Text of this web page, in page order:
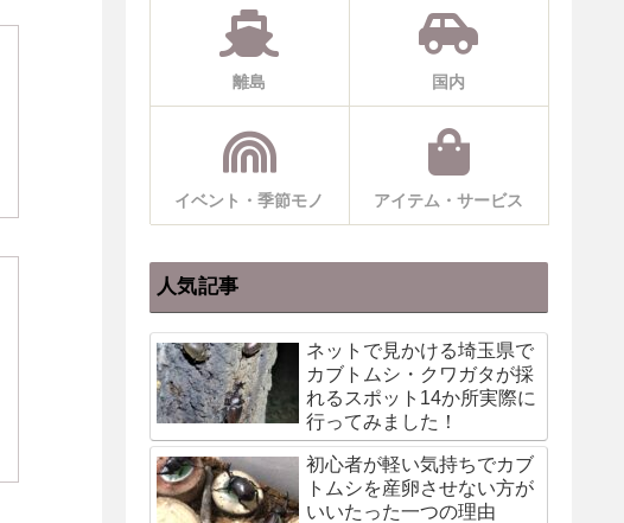
離島 国内
イベント・季節モノ アイテム・サービス
人気記事
ネットで見かける埼玉県で
カブトムシ・クワガタが採
れるスポット14か所実際に
行ってみました！
初心者が軽い気持ちでカブ
トムシを産卵させない方が
いいたった一つの理由